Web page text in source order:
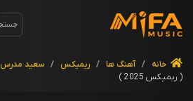
خانه / آهنگ ها / ریمیکس / سعید مدرس
( ریمیکس 2025 )